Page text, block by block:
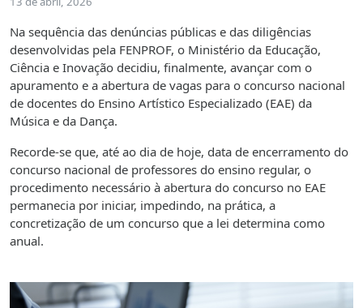
Na sequência das denúncias públicas e das diligências
desenvolvidas pela FENPROF, o Ministério da Educação,
Ciência e Inovação decidiu, finalmente, avançar com o
apuramento e a abertura de vagas para o concurso nacional
de docentes do Ensino Artístico Especializado (EAE) da
Música e da Dança.
Recorde-se que, até ao dia de hoje, data de encerramento do
concurso nacional de professores do ensino regular, o
procedimento necessário à abertura do concurso no EAE
permanecia por iniciar, impedindo, na prática, a
concretização de um concurso que a lei determina como
anual.